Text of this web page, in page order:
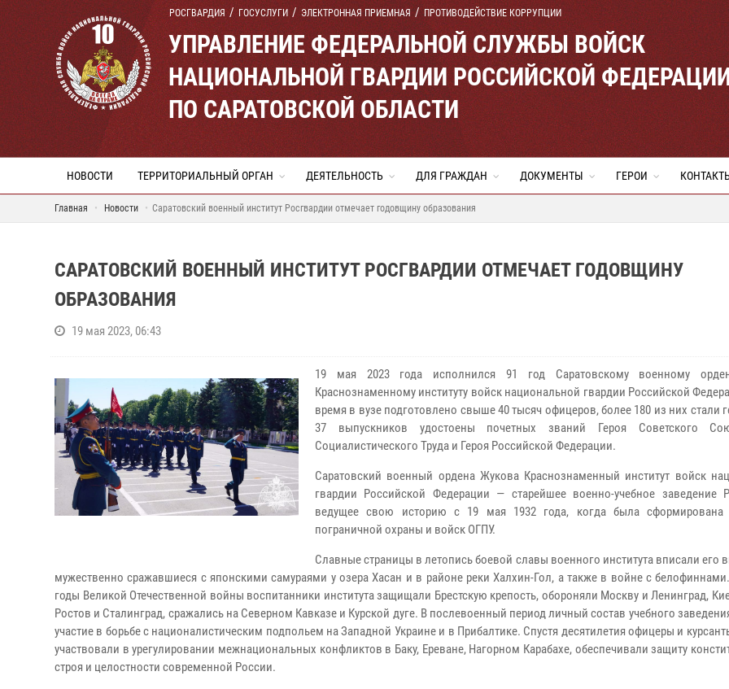
РОСГВАРДИЯ ГОСУСЛУГИ ЭЛЕКТРОННАЯ ПРИЕМНАЯ ПРОТИВОДЕЙСТВИЕ КОРРУПЦИИ
УПРАВЛЕНИЕ ФЕДЕРАЛЬНОЙ СЛУЖБЫ ВОЙСК
НАЦИОНАЛЬНОЙ ГВАРДИИ РОССИЙСКОЙ
ПО САРАТОВСКОЙ ОБЛАСТИ
НОВОСТИ ТЕРРИТОРИАЛЬНЫЙ ОРГАН ДЕЯТЕЛЬНОСТЬ ДЛЯ ГРАЖДАН ДОКУМЕНТЫ ГЕРОИ
Главная Новости Саратовский военный институт Росгвардии отмечает годовщину образования
САРАТОВСКИЙ ВОЕННЫЙ ИНСТИТУТ РОСГВАРДИИ ОТМЕЧАЕТ ГОДОВЩИНУ
ОБРАЗОВАНИЯ
19 мая 2023, 06:43
19 мая 2023 года исполнился 91 год Саратовскому военному
Краснознаменному институту войск национальной гвардии Российской
время в вузе подготовлено свыше 40 тысяч офицеров, более 180 из них стали
37 выпускников удостоены почетных званий Героя Советского
Социалистического Труда и Героя Российской Федерации.
Саратовский военный ордена Жукова Краснознаменный институт войск
гвардии Российской Федерации — старейшее военно-учебное заведение
ведущее свою историю с 19 мая 1932 года, когда была
пограничной охраны и войск ОГПУ.
Славные страницы в летопись боевой славы военного института вписали его
мужественно сражавшиеся с японскими самураями у озера Хасан и в районе реки Халхин-Гол, а также в войне с
годы Великой Отечественной войны воспитанники института защищали Брестскую крепость, обороняли Москву и Ленинград,
Ростов и Сталинград, сражались на Северном Кавказе и Курской дуге. В послевоенный период личный состав учебного
участие в борьбе с националистическим подпольем на Западной Украине и в Прибалтике. Спустя десятилетия офицеры и
участвовали в урегулировании межнациональных конфликтов в Баку, Ереване, Нагорном Карабахе, обеспечивали защиту
строя и целостности современной России.